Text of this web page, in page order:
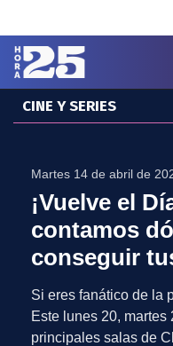
MENÚ
Podcast
Artes
Cine y Series
Literatura
Patrimonio
CINE Y SERIES
Martes 14 de abril de
¡Vuelve el
contamos
conseguir
Si eres fanático de la
Este lunes 20,
principales salas de